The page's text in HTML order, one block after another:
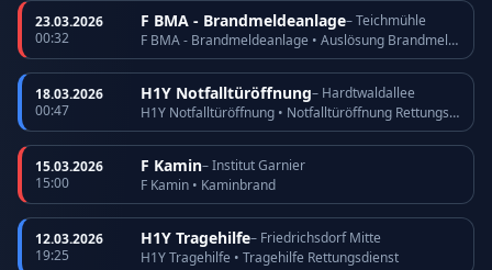
23.03.2026
00:32
F BMA - Brandmeldeanlage– Teichmühle
F BMA - Brandmeldeanlage • Auslösung Brandmeldeanlage
18.03.2026
00:47
H1Y Notfalltüröffnung– Hardtwaldallee
H1Y Notfalltüröffnung • Notfalltüröffnung Rettungsdienst
15.03.2026
15:00
F Kamin– Institut Garnier
F Kamin • Kaminbrand
12.03.2026
19:25
H1Y Tragehilfe– Friedrichsdorf Mitte
H1Y Tragehilfe • Tragehilfe Rettungsdienst